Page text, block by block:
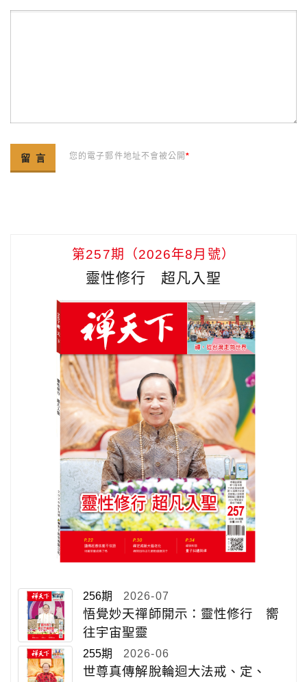
您的電子郵件地址不會被公開*
第257期（2026年8月號）
靈性修行 超凡入聖
256期 2026-07
悟覺妙天禪師開示：靈性修行 嚮
往宇宙聖靈
255期 2026-06
世尊真傳解脫輪迴大法戒、定、